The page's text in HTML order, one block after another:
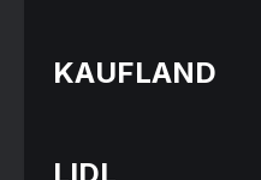
KAUFLAND